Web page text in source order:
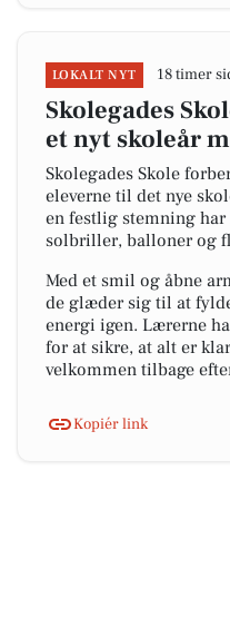
LOKALT NYT 18 timer
Skolegades
et nyt skoleår
Skolegades Skole
eleverne til det nye
en festlig stemning
solbriller, balloner og
Med et smil og åbne
de glæder sig til at
energi igen. Lærerne
for at sikre, at alt er
velkommen tilbage
Kopiér link